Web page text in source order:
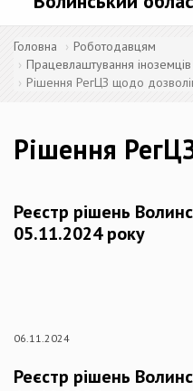
Головна
Роботодавцям
Працевлаштування іноземців
Рішення РегЦЗ щодо
Рішення
Реєстр рішень
05.11.2024 року
06.11.2024
Реєстр рішень